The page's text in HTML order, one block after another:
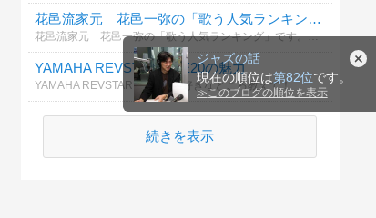
ジャズの話
現在の順位は第82位です。
≫このブログの順位を表示
花邑流家元 花邑一弥の「歌う人気ランキング」
花邑流家元 花邑一弥の「歌う人気ランキング」です。皆様のご投票をお待ちしております。
YAMAHA REVSTAR RSE20の魅力
YAMAHA REVSTAR RSE20の好きなところ教えて！
続きを表示